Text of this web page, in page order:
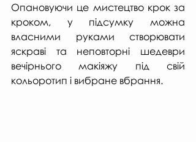
Опановуючи це мистецтво крок за
кроком, у підсумку можна
власними руками створювати
яскраві та неповторні шедеври
вечірнього макіяжу під свій
кольоротип і вибране вбрання.